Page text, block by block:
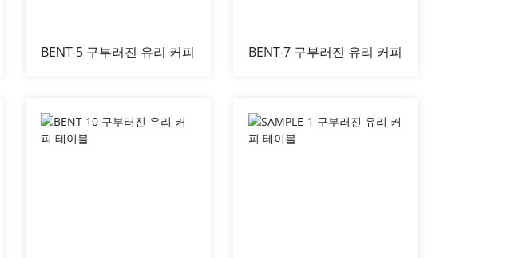
BENT-5 구부러진 유리 커피
BENT-7 구부러진 유리 커피